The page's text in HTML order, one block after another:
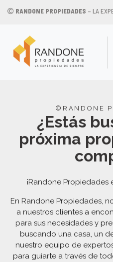
RANDONE PROPIEDADES – LA
©RANDONE
¿Estás
próxima
¡Randone Propiedades
En Randone Propiedades,
a nuestros clientes a
para sus necesidades y
buscando una casa, un
nuestro equipo de
para guiarte a través de